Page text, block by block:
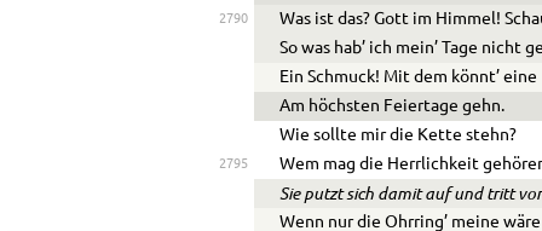
2790
Was ist das? Gott im Himmel!
So was hab’ ich mein’ Tage nicht
Ein Schmuck! Mit dem könnt’
Am höchsten Feiertage gehn.
Wie sollte mir die Kette stehn?
2795 Wem mag die Herrlichkeit
Sie putzt sich damit auf und tritt
Wenn nur die Ohrring’ meine